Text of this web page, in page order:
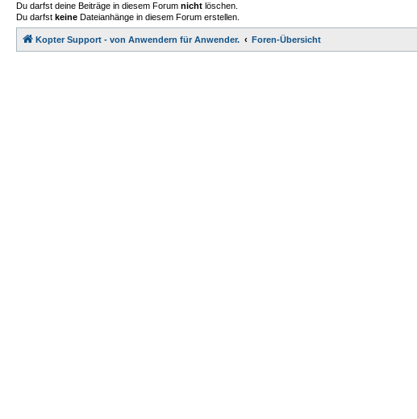
Du darfst deine Beiträge in diesem Forum nicht löschen.
Du darfst keine Dateianhänge in diesem Forum erstellen.
Kopter Support - von Anwendern für Anwender. Foren-Übersicht